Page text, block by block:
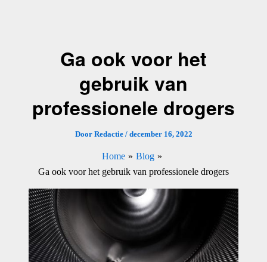
Ga ook voor het
gebruik van
professionele drogers
Door Redactie / december 16, 2022
Home
Blog
Ga ook voor het gebruik van professionele drogers